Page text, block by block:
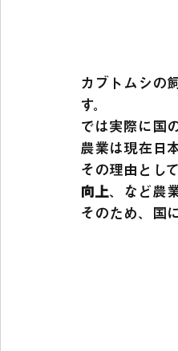
カブトムシの
す。
では実際に国
農業は現在日
その理由として
向上、など農
そのため、国